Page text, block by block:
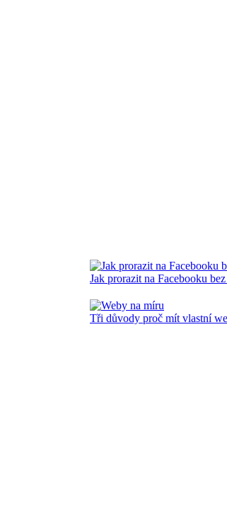
Jak prorazit na Facebooku
Tři důvody proč mít vlastní